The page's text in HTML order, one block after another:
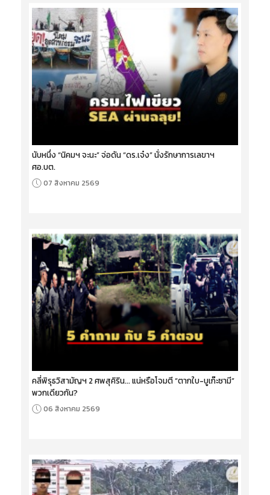
นับหนึ่ง “นิคมฯ จะนะ” จ่อดัน “ดร.เจ๋ง” นั่งรักษาการเลขาฯ
ศอ.บต.
07 สิงหาคม 2569
คลี่พิรุธวิสามัญฯ 2 ศพสุคิริน... แน่หรือโจมตี “ตากใบ-บูเก๊ะซามี”
พวกเดียวกัน?
06 สิงหาคม 2569